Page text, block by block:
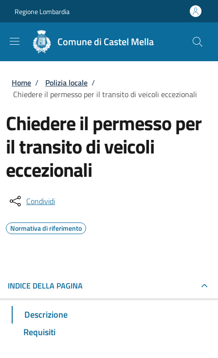
Regione Lombardia
Comune di Castel Mella
Briciole di pane
Home / Polizia locale /
Chiedere il permesso per il transito di veicoli eccezionali
Chiedere il permesso per
il transito di veicoli
eccezionali
Condividi
Normativa di riferimento
INDICE DELLA PAGINA
Descrizione
Requisiti